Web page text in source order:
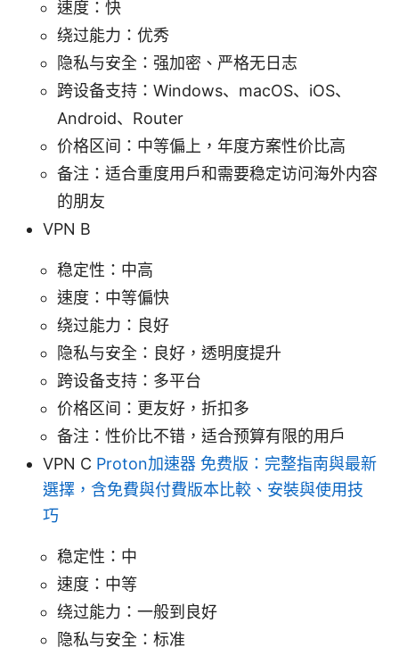
速度：快
绕过能力：优秀
隐私与安全：强加密、严格无日志
跨设备支持：Windows、macOS、iOS、
Android、Router
价格区间：中等偏上，年度方案性价比高
备注：适合重度用户和需要稳定访问海外内容
的朋友
VPN B
稳定性：中高
速度：中等偏快
绕过能力：良好
隐私与安全：良好，透明度提升
跨设备支持：多平台
价格区间：更友好，折扣多
备注：性价比不错，适合预算有限的用户
VPN C Proton加速器 免费版：完整指南與最新
選擇，含免費與付費版本比較、安裝與使用技
巧
稳定性：中
速度：中等
绕过能力：一般到良好
隐私与安全：标准